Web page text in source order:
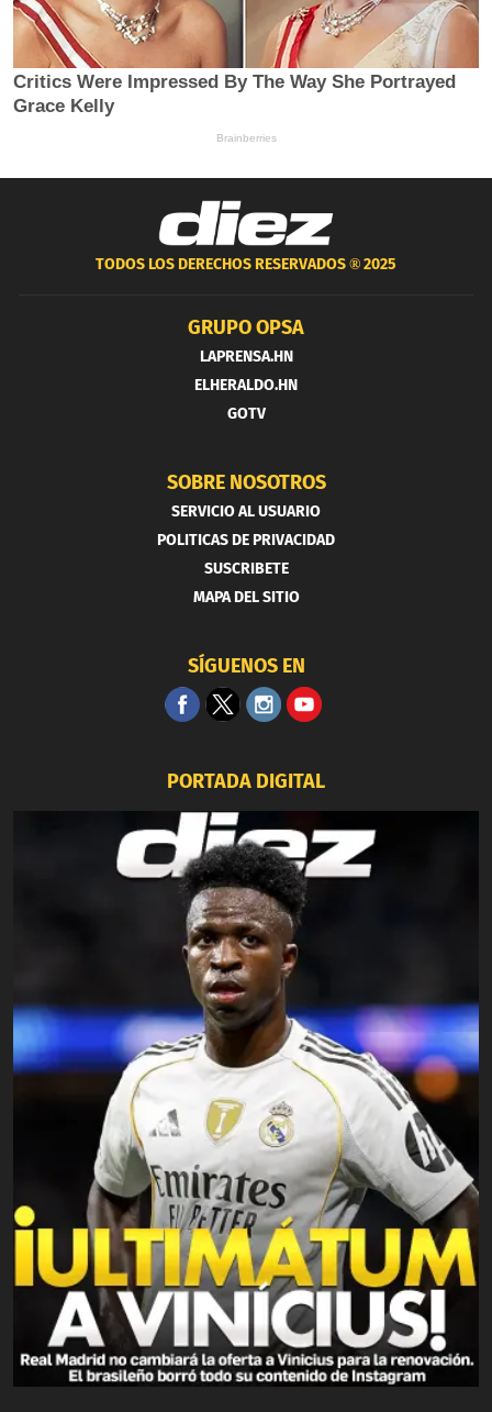
TODOS LOS DERECHOS RESERVADOS ®2025
GRUPO OPSA
LAPRENSA.HN
ELHERALDO.HN
GOTV
SOBRE NOSOTROS
SERVICIO AL USUARIO
POLITICAS DE PRIVACIDAD
SUSCRIBETE
MAPA DEL SITIO
SÍGUENOS EN
PORTADA DIGITAL